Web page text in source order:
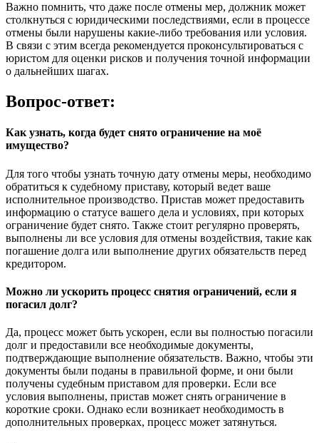
Важно помнить, что даже после отмены мер, должник может
столкнуться с юридическими последствиями, если в процессе
отмены были нарушены какие-либо требования или условия.
В связи с этим всегда рекомендуется проконсультироваться с
юристом для оценки рисков и получения точной информации
о дальнейших шагах.
Вопрос-ответ:
Как узнать, когда будет снято ограничение на моё
имущество?
Для того чтобы узнать точную дату отмены меры, необходимо
обратиться к судебному приставу, который ведет ваше
исполнительное производство. Пристав может предоставить
информацию о статусе вашего дела и условиях, при которых
ограничение будет снято. Также стоит регулярно проверять,
выполнены ли все условия для отмены воздействия, такие как
погашение долга или выполнение других обязательств перед
кредитором.
Можно ли ускорить процесс снятия ограничений, если я
погасил долг?
Да, процесс может быть ускорен, если вы полностью погасили
долг и предоставили все необходимые документы,
подтверждающие выполнение обязательств. Важно, чтобы эти
документы были поданы в правильной форме, и они были
получены судебным приставом для проверки. Если все
условия выполнены, пристав может снять ограничение в
короткие сроки. Однако если возникает необходимость в
дополнительных проверках, процесс может затянуться.